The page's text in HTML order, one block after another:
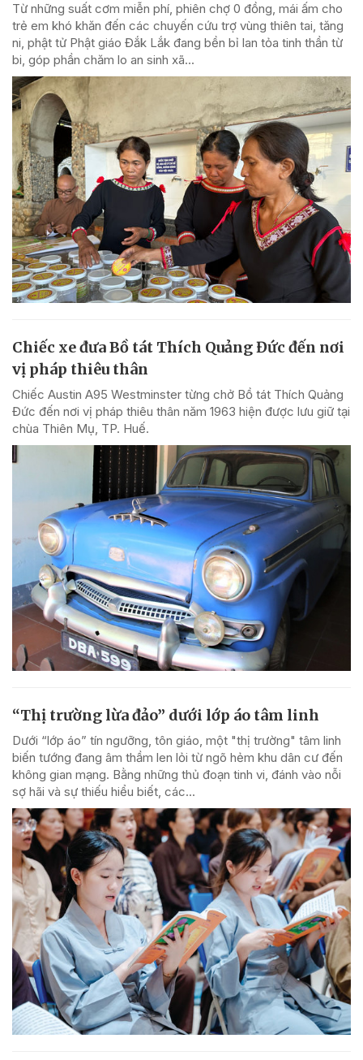
Từ những suất cơm miễn phí, phiên chợ 0 đồng, mái ấm cho
trẻ em khó khăn đến các chuyến cứu trợ vùng thiên tai, tăng
ni, phật tử Phật giáo Đắk Lắk đang bền bỉ lan tỏa tinh thần từ
bi, góp phần chăm lo an sinh xã...
Chiếc xe đưa Bồ tát Thích Quảng Đức đến nơi
vị pháp thiêu thân
Chiếc Austin A95 Westminster từng chở Bồ tát Thích Quảng
Đức đến nơi vị pháp thiêu thân năm 1963 hiện được lưu giữ tại
chùa Thiên Mụ, TP. Huế.
“Thị trường lừa đảo” dưới lớp áo tâm linh
Dưới “lớp áo” tín ngưỡng, tôn giáo, một "thị trường" tâm linh
biến tướng đang âm thầm len lỏi từ ngõ hẻm khu dân cư đến
không gian mạng. Bằng những thủ đoạn tinh vi, đánh vào nỗi
sợ hãi và sự thiếu hiểu biết, các...